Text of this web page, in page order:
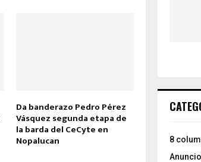
Da banderazo Pedro Pérez
Vásquez segunda etapa de
la barda del CeCyte en
Nopalucan 8